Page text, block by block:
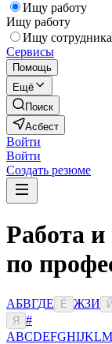
Ищу работу
Ищу работу
Ищу сотрудника
Сервисы
Помощь
Ещё
Поиск
Асбест
Войти
Войти
Создать резюме
Работа
по
АБВГДЕ Ё ЖЗИ Й
Я
#
ABCDEFGHIJKLM